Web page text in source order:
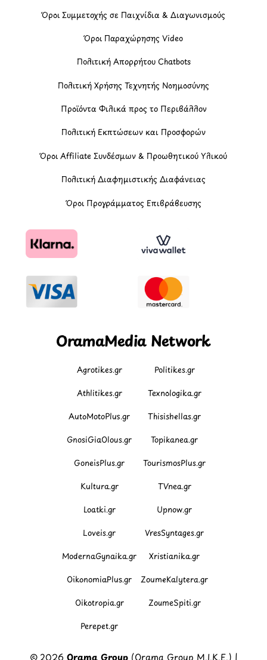
Όροι Συμμετοχής σε Παιχνίδια & Διαγωνισμούς
Όροι Παραχώρησης Video
Πολιτική Απορρήτου Chatbots
Πολιτική Χρήσης Τεχνητής Νοημοσύνης
Προϊόντα Φιλικά προς το Περιβάλλον
Πολιτική Εκπτώσεων και Προσφορών
Όροι Affiliate Συνδέσμων & Προωθητικού Υλικού
Πολιτική Διαφημιστικής Διαφάνειας
Όροι Προγράμματος Επιβράβευσης
OramaMedia Network
Agrotikes.gr Politikes.gr
Athlitikes.gr Texnologika.gr
AutoMotoPlus.gr Thisishellas.gr
GnosiGiaOlous.gr Topikanea.gr
GoneisPlus.gr TourismosPlus.gr
Kultura.gr TVnea.gr
Loatki.gr Upnow.gr
Loveis.gr VresSyntages.gr
ModernaGynaika.gr Xristianika.gr
OikonomiaPlus.gr ZoumeKalytera.gr
Oikotropia.gr ZoumeSpiti.gr
Perepet.gr
© 2026 Orama Group(Orama Group Μ.Ι.Κ.Ε.) |